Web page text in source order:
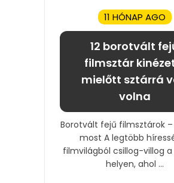
11 HÓNAP AGO
12 borotvált
filmsztár
mielőtt sztárrá
volna
Borotvált fejű filmsztárok –
most A legtöbb
filmvilágból csillog-villog
helyen, ahol ...